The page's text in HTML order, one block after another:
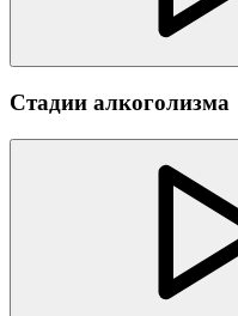
Стадии алкоголизма